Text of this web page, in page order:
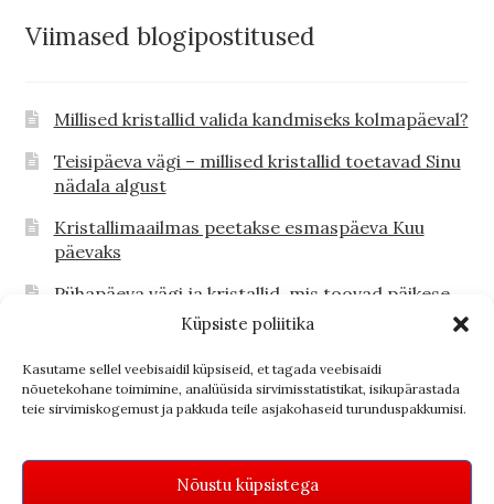
Küpsiste poliitika
Kasutame sellel veebisaidil küpsiseid, et tagada veebisaidi
nõuetekohane toimimine, analüüsida sirvimisstatistikat, isikupärastada
teie sirvimiskogemust ja pakkuda teile asjakohaseid turunduspakkumisi.
Nõustu küpsistega
Viimased blogipostitused
Millised kristallid valida kandmiseks kolmapäeval?
Teisipäeva vägi – millised kristallid toetavad Sinu
nädala algust
Kristallimaailmas peetakse esmaspäeva Kuu
päevaks
Pühapäeva vägi ja kristallid, mis toovad päikese
Sinu südamesse
Lilla kristalli vägi Sinu igapäevas
Millised poolvääriskivid toovad päikese põue?